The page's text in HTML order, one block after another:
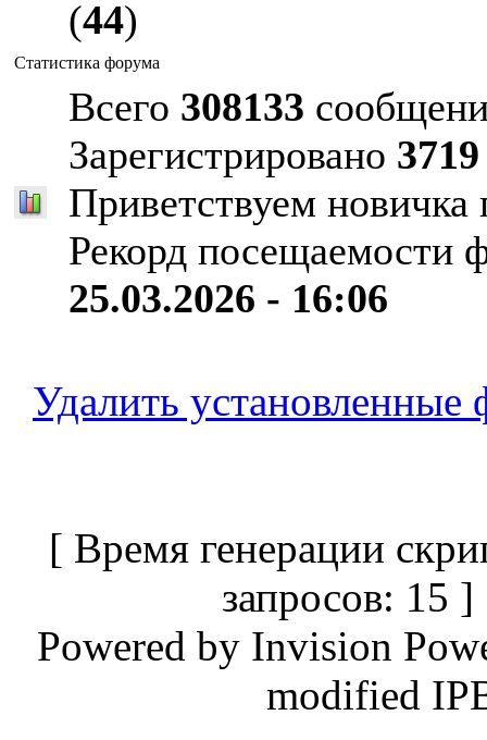
(44)
Статистика форума
Всего 308133
Зарегистрировано 3719
Приветствуем
Рекорд посещаемости
25.03.2026 - 16:06
Удалить
[ Время генерации
запросов:
Powered by Invision
modified